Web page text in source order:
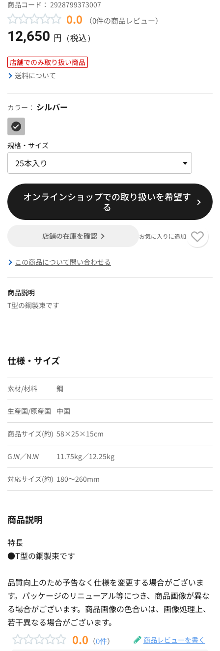
商品コード： 2928799373007
0.0 （0件の商品レビュー）
12,650 円（税込）
店舗でのみ取り扱い商品
送料について
カラー： シルバー
規格・サイズ
オンラインショップでの取り扱いを希望す
る
店舗の在庫を確認 お気に入りに追加
この商品について問い合わせる
商品説明
T型の鋼製束です
仕様・サイズ
素材/材料 鋼
生産国/原産国 中国
商品サイズ(約) 58×25×15cm
G.W／N.W 11.75kg／12.25kg
対応サイズ(約) 180〜260mm
商品説明
特長
●T型の鋼製束です
品質向上のため予告なく仕様を変更する場合がございま
す。パッケージのリニューアル等につき、商品画像が異な
る場合がございます。商品画像の色合いは、画像処理上、
若干異なる場合がございます。
0.0 （0件） 商品レビューを書く